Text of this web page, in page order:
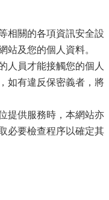
相關的各項資訊安全設
站及您的個人資料。
人員才能接觸您的個人
如有違反保密義者，將
提供服務時，本網站亦
必要檢查程序以確定其